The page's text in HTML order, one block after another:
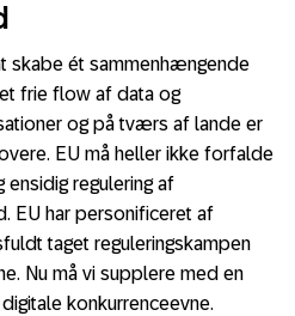
skabe ét sammenhængende
frie flow af data og
og på tværs af lande er
EU må heller ikke forfalde
regulering af
EU har personificeret af
taget reguleringskampen
Nu må vi supplere med en
konkurrenceevne.